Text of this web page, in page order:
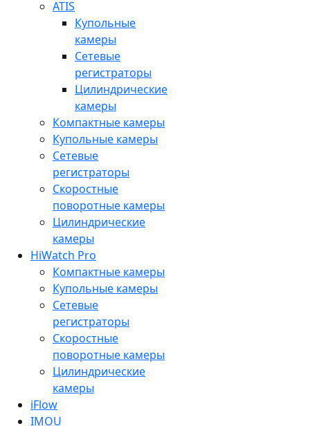
ATIS
Купольные
камеры
Сетевые
регистраторы
Цилиндрические
камеры
Компактные камеры
Купольные камеры
Сетевые
регистраторы
Скоростные
поворотные камеры
Цилиндрические
камеры
HiWatch Pro
Компактные камеры
Купольные камеры
Сетевые
регистраторы
Скоростные
поворотные камеры
Цилиндрические
камеры
iFlow
IMOU